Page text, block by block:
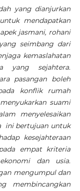
yang dianjurkan
mendapatkan
jasmani, rohani
seimbang dari
kemaslahatan
yang sejahtera.
pasangan boleh
konflik rumah
suami
menyelesaikan
ini bertujuan untuk
kesejahteraan
empat kriteria
dan usia.
mengumpul dan
membincangkan